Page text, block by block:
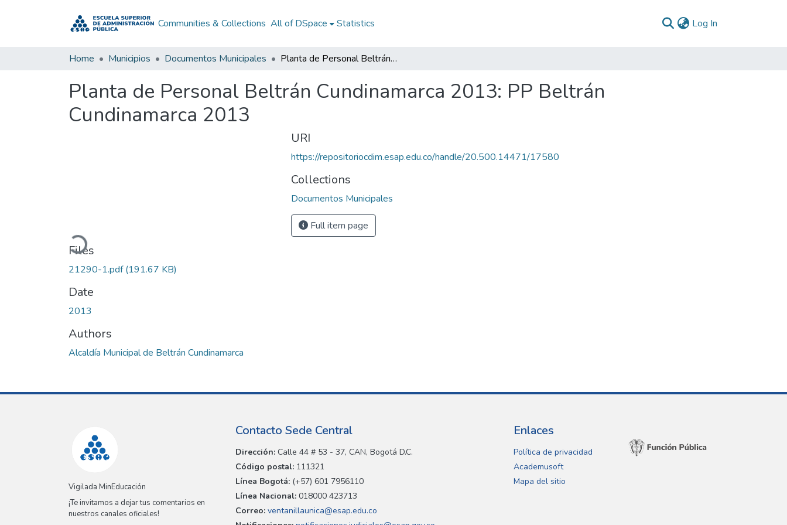
Communities & Collections All of DSpace Statistics Log In
Home Municipios Documentos Municipales Planta de Personal Beltrán Cundinamarca 2013: PP Beltrán Cundinamarca 2013
Planta de Personal Beltrán Cundinamarca 2013: PP Beltrán
Cundinamarca 2013
Loading...
Files
21290-1.pdf(191.67 KB)
Date
2013
Authors
Alcaldía Municipal de Beltrán Cundinamarca
URI
https://repositoriocdim.esap.edu.co/handle/20.500.14471/17580
Collections
Documentos Municipales
Full item page
Vigilada MinEducación
¡Te invitamos a dejar tus comentarios en
nuestros canales oficiales!
Contacto Sede Central
Dirección: Calle 44 # 53 - 37, CAN, Bogotá D.C.
Código postal: 111321
Línea Bogotá: (+57) 601 7956110
Línea Nacional: 018000 423713
Correo: ventanillaunica@esap.edu.co
Enlaces
Política de privacidad
Academusoft
Mapa del sitio